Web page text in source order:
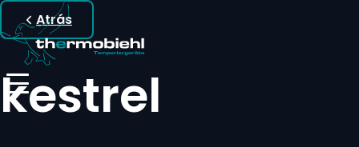
Atrás
kestrel